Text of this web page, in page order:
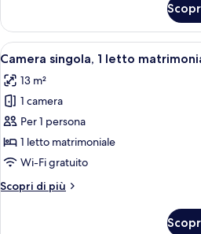
Smoking
Twin
Room
B
Twin
Room,
Smoking
Room
B
Apri
tutte
le
foto
per
Camera
singola,
letto
6
Camera singola, 1 letto
13 m²
1 camera
Per 1 persona
1 letto matrimoniale
Wi-Fi gratuito
Scopri di più
Altri